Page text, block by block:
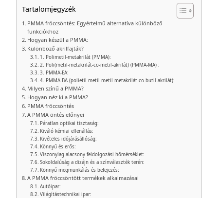
Tartalomjegyzék
PMMA fröccsöntés: Egyértelmű alternatíva különböző
funkciókhoz
Hogyan készül a PMMA:
Különböző akrilfajták?
1. Polimetil-metakrilát (PMMA):
2. Poli(metil-metakrilát-co-metil-akrilát) (PMMA-MA) :
3. PMMA-EA:
4. PMMA-BA (polietil-metil-metil-metakrilát-co-butil-akrilát):
Milyen színű a PMMA?
Hogyan néz ki a PMMA?
PMMA fröccsöntés
A PMMA öntés előnyei
Páratlan optikai tisztaság:
Kiváló kémiai ellenállás:
Kivételes időjárásállóság:
Könnyű és erős:
Viszonylag alacsony feldolgozási hőmérséklet:
Sokoldalúság a dizájn és a színválaszték terén:
Könnyű megmunkálás és befejezés:
A PMMA fröccsöntött termékek alkalmazásai
Autóipar:
Világítástechnikai ipar: